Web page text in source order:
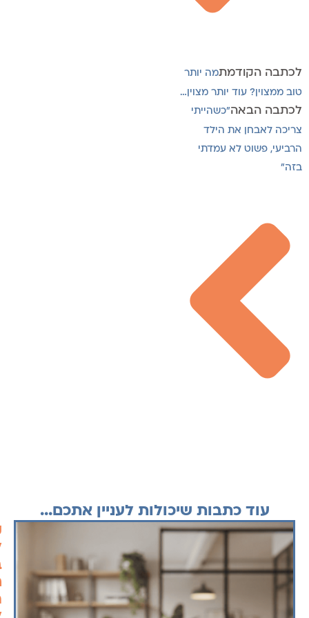
לכתבה הקודמתמה יותר
טוב ממצוין? עוד יותר מצוין…
לכתבה הבאה"כשהייתי
צריכה לאבחן את הילד
הרביעי, פשוט לא עמדתי
בזה"
עוד כתבות שיכולות לעניין אתכם...